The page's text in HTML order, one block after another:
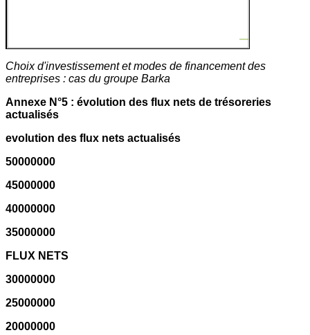
Choix d'investissement et modes de financement des
entreprises : cas du groupe Barka
Annexe N°5 : évolution des flux nets de trésoreries
actualisés
evolution des flux nets actualisés
50000000
45000000
40000000
35000000
FLUX NETS
30000000
25000000
20000000